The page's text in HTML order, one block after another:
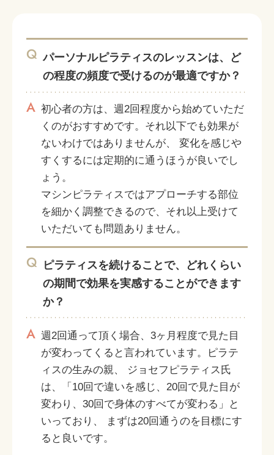
Q パーソナルピラティスのレッスンは、ど
の程度の頻度で受けるのが最適ですか？
A 初心者の方は、週2回程度から始めていただ
くのがおすすめです。それ以下でも効果が
ないわけではありませんが、 変化を感じや
すくするには定期的に通うほうが良いでし
ょう。
マシンピラティスではアプローチする部位
を細かく調整できるので、それ以上受けて
いただいても問題ありません。
Q
ピラティスを続けることで、どれくらい
の期間で効果を実感することができます
か？
A 週2回通って頂く場合、3ヶ月程度で見た目
が変わってくると言われています。ピラテ
ィスの生みの親、 ジョセフピラティス氏
は、「10回で違いを感じ、20回で見た目が
変わり、30回で身体のすべてが変わる」と
いっており、 まずは20回通うのを目標にす
ると良いです。